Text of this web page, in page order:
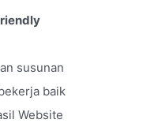
susunan
baik
Website